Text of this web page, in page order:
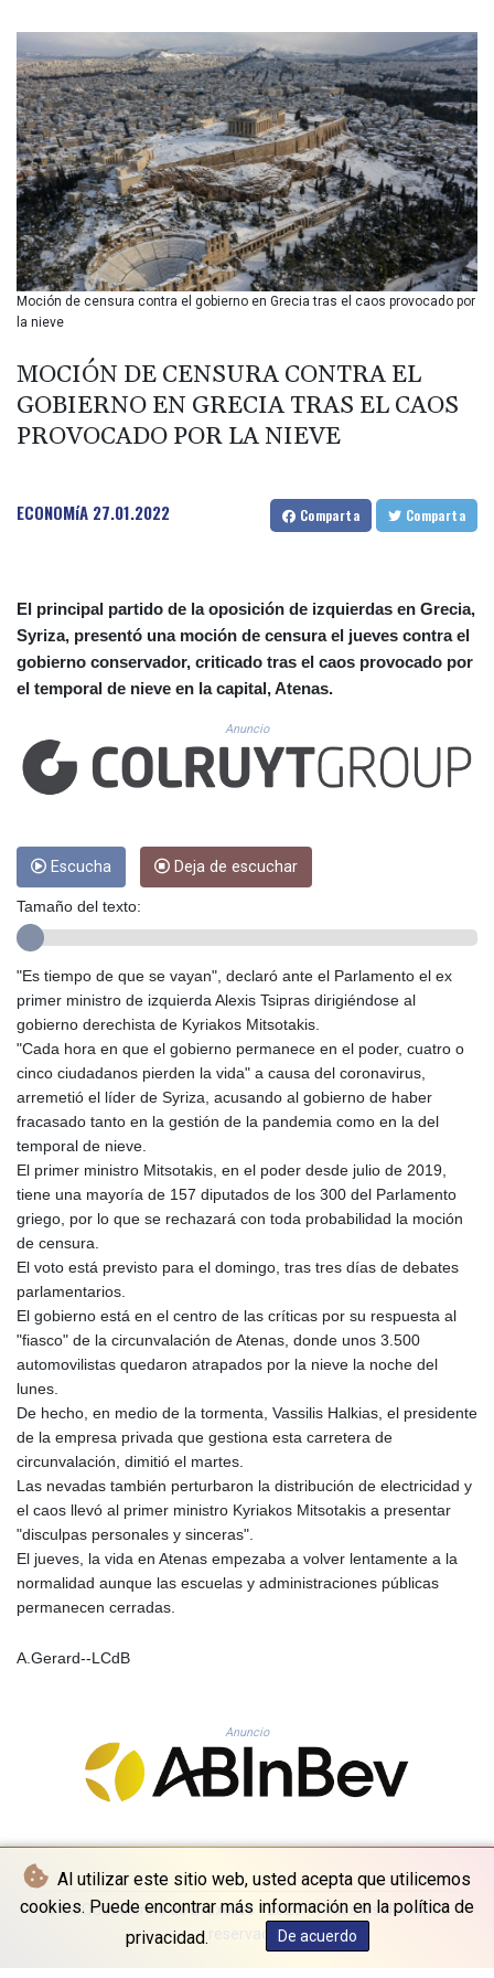
Al utilizar este sitio web, usted acepta que utilicemos
cookies. Puede encontrar más información en la política de
privacidad.
De acuerdo
BMD 1.156136
BND 1.477082
BOB 13.69983
BRL 5.876989
BSD 1.152686
BTN 109.688637
BWP 15.558807
BYN 3.432357
BYR 22660.258427
BZD 2.318271
CAD 1.612983
CDF 2615.761404
CLP 1055.916879
CNY 7.801146
CNH 7.796152
COP 3633.55485
CUC 1.156136
CUP 30.637594
DKK 7.477932
DOP 67.289164
DZD 152.967099
EGP 57.293288
FJD 2.553384
FKP 0.857252
GGP 0.857252
GHS 13.526832
GMD 84.980421
GTQ 8.794891
GYD 241.157003
HKD 9.066767
HNL 30.895616
HRK 7.536622
HTG 150.718127
HUF 363.096405
ILS 3.468234
IMP 0.857252
INR 110.076256
IRR
ISK 142.598215
JEP 0.857252
JMD 183.057725
JPY 182.445186
KES 149.158147
KGS 101.104505
KHR 4681.941823
KMF 492.514185
KRW 1627.677557
KWD 0.356853
KYD 0.960588
LRD 208.057415
LSL 18.726567
LTL 3.413768
MDL 20.044751
MGA 4918.938878
MKD 61.529235
MMK 2427.363841
Moción de censura contra el gobierno en Grecia tras el caos provocado por
la nieve
MOCIÓN DE CENSURA CONTRA EL
GOBIERNO EN GRECIA TRAS EL CAOS
PROVOCADO POR LA NIEVE
ECONOMíA 27.01.2022 Comparta Comparta
El principal partido de la oposición de izquierdas en Grecia,
Syriza, presentó una moción de censura el jueves contra el
gobierno conservador, criticado tras el caos provocado por
el temporal de nieve en la capital, Atenas.
Anuncio
Escucha Deja de escuchar
Tamaño del texto:
"Es tiempo de que se vayan", declaró ante el Parlamento el ex
primer ministro de izquierda Alexis Tsipras dirigiéndose al
gobierno derechista de Kyriakos Mitsotakis.
"Cada hora en que el gobierno permanece en el poder, cuatro o
cinco ciudadanos pierden la vida" a causa del coronavirus,
arremetió el líder de Syriza, acusando al gobierno de haber
fracasado tanto en la gestión de la pandemia como en la del
temporal de nieve.
El primer ministro Mitsotakis, en el poder desde julio de 2019,
tiene una mayoría de 157 diputados de los 300 del Parlamento
griego, por lo que se rechazará con toda probabilidad la moción
de censura.
El voto está previsto para el domingo, tras tres días de debates
parlamentarios.
El gobierno está en el centro de las críticas por su respuesta al
"fiasco" de la circunvalación de Atenas, donde unos 3.500
automovilistas quedaron atrapados por la nieve la noche del
lunes.
De hecho, en medio de la tormenta, Vassilis Halkias, el presidente
de la empresa privada que gestiona esta carretera de
circunvalación, dimitió el martes.
Las nevadas también perturbaron la distribución de electricidad y
el caos llevó al primer ministro Kyriakos Mitsotakis a presentar
"disculpas personales y sinceras".
El jueves, la vida en Atenas empezaba a volver lentamente a la
normalidad aunque las escuelas y administraciones públicas
permanecen cerradas.
A.Gerard--LCdB
Anuncio
© La Quotidienne de Bruxelles - 2026 - Todos los derechos
reservados